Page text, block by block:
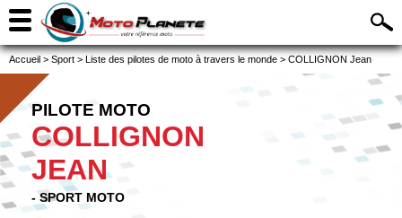
Accueil > Sport > Liste des pilotes de moto à travers le monde > COLLIGNON Jean
PILOTE MOTO
COLLIGNON
JEAN
- SPORT MOTO